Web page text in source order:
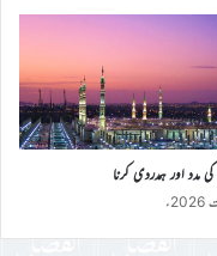
مدد اور ہمدردی کرنا